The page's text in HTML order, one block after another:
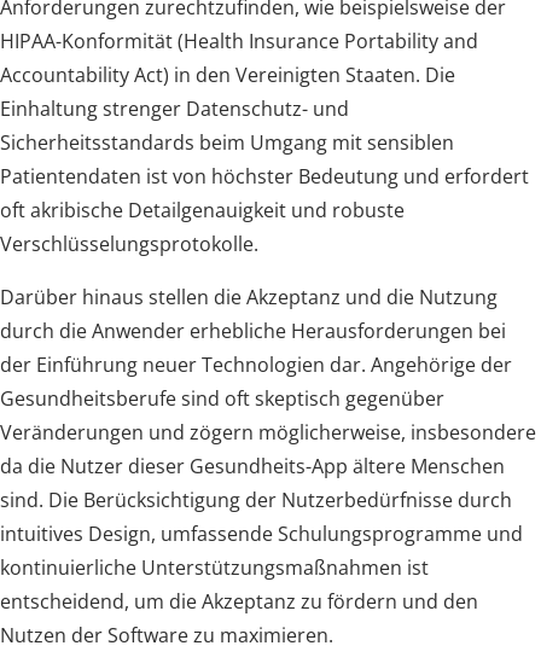
Anforderungen zurechtzufinden, wie beispielsweise der
HIPAA-Konformität (Health Insurance Portability and
Accountability Act) in den Vereinigten Staaten. Die
Einhaltung strenger Datenschutz- und
Sicherheitsstandards beim Umgang mit sensiblen
Patientendaten ist von höchster Bedeutung und erfordert
oft akribische Detailgenauigkeit und robuste
Verschlüsselungsprotokolle.
Darüber hinaus stellen die Akzeptanz und die Nutzung
durch die Anwender erhebliche Herausforderungen bei
der Einführung neuer Technologien dar. Angehörige der
Gesundheitsberufe sind oft skeptisch gegenüber
Veränderungen und zögern möglicherweise, insbesondere
da die Nutzer dieser Gesundheits-App ältere Menschen
sind. Die Berücksichtigung der Nutzerbedürfnisse durch
intuitives Design, umfassende Schulungsprogramme und
kontinuierliche Unterstützungsmaßnahmen ist
entscheidend, um die Akzeptanz zu fördern und den
Nutzen der Software zu maximieren.